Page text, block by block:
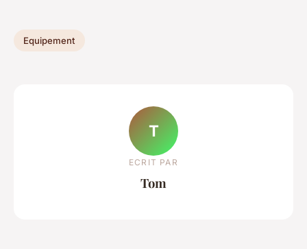
Equipement
T
ECRIT PAR
Tom